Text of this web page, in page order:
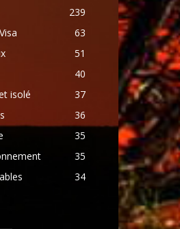
239
63
51
40
isolé
37
36
35
35
34